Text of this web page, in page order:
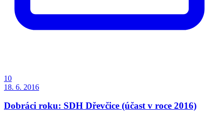
10
18. 6. 2016
Dobráci roku: SDH Dřevčice (účast v roce 2016)